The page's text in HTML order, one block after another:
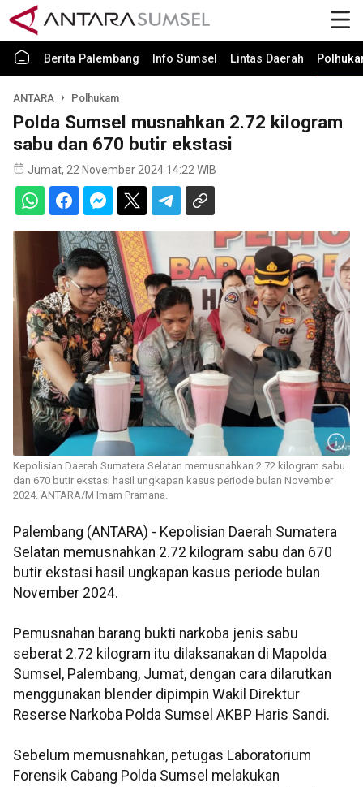
Berita Palembang Info Sumsel Lintas Daerah
ANTARA Polhukam
Polda Sumsel musnahkan 2.72 kilogram
sabu dan 670 butir ekstasi
Jumat, 22 November 2024 14:22 WIB
Kepolisian Daerah Sumatera Selatan memusnahkan 2.72 kilogram sabu
dan 670 butir ekstasi hasil ungkapan kasus periode bulan November
2024. ANTARA/M Imam Pramana.
Palembang (ANTARA) - Kepolisian Daerah Sumatera
Selatan memusnahkan 2.72 kilogram sabu dan 670
butir ekstasi hasil ungkapan kasus periode bulan
November 2024.
Pemusnahan barang bukti narkoba jenis sabu
seberat 2.72 kilogram itu dilaksanakan di Mapolda
Sumsel, Palembang, Jumat, dengan cara dilarutkan
menggunakan blender dipimpin Wakil Direktur
Reserse Narkoba Polda Sumsel AKBP Haris Sandi.
Sebelum memusnahkan, petugas Laboratorium
Forensik Cabang Polda Sumsel melakukan